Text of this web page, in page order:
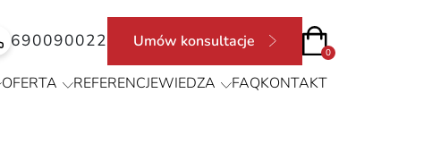
690090022 Umów konsultacje
0
OFERTA REFERENCJEWIEDZA FAQKONTAKT